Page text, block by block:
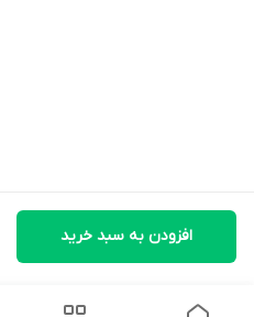
افزودن به سبد خرید